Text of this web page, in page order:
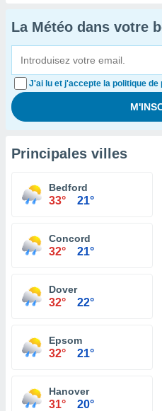
La Météo dans votre
J'ai lu et j'accepte la politique de
Principales villes
Bedford
33° 21°
Concord
32° 21°
Dover
32° 22°
Epsom
32° 21°
Hanover
31° 20°